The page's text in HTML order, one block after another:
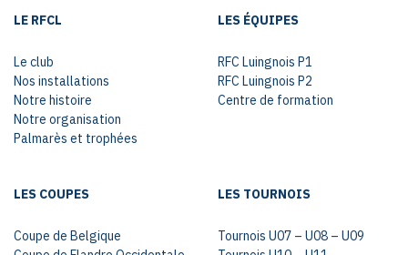
LE RFCL
Le club
Nos installations
Notre histoire
Notre organisation
Palmarès et trophées
LES ÉQUIPES
RFC Luingnois P1
RFC Luingnois P2
Centre de formation
LES COUPES
Coupe de Belgique
LES TOURNOIS
Tournois U07 – U08 – U09